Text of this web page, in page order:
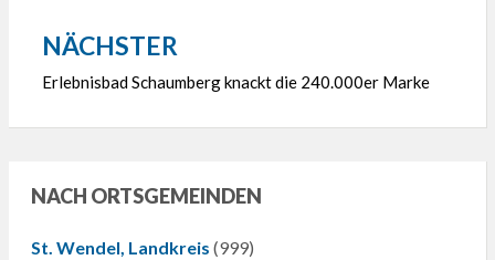
NÄCHSTER
Erlebnisbad Schaumberg knackt die 240.000er Marke
NACH ORTSGEMEINDEN
St. Wendel, Landkreis (999)